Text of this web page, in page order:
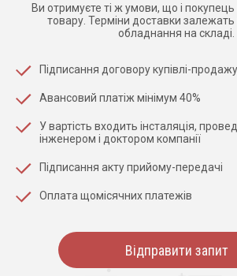
Ви отримуєте ті ж умови, що і покупець
товару. Терміни доставки залежать
обладнання на складі.
Підписання договору купівлі-
Авансовий платіж мінімум 40%
У вартість входить інсталяція,
інженером і доктором компанії
Підписання акту прийому-передачі
Оплата щомісячних платежів
Відправити запит